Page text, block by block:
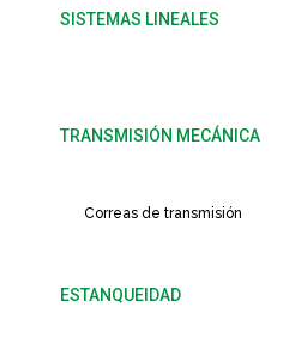
SISTEMAS LINEALES
TRANSMISIÓN MECÁNICA
Correas de transmisión
ESTANQUEIDAD